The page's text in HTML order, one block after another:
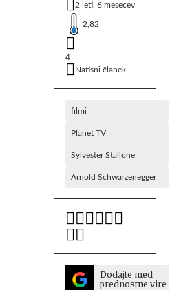
2 leti, 6 mesecev
2,82
4
Natisni članek
filmi
Planet TV
Sylvester Stallone
Arnold Schwarzenegger
Dodajte med
prednostne vire